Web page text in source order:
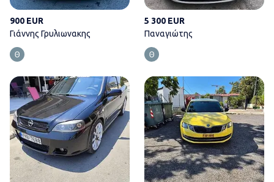
900 EUR
Γιάννης Γρυλιωνακης
5 300 EUR
Παναγιώτης
Παναγιώτης